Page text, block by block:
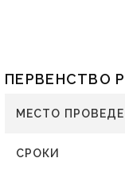
ПЕРВЕНСТВО
МЕСТО
СРОКИ